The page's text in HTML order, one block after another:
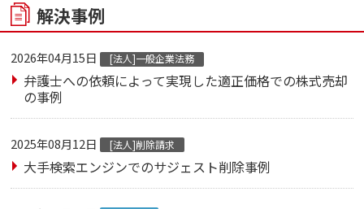
解決事例
2026年04月15日 [法人]一般企業法務
弁護士への依頼によって実現した適正価格での株式売却
の事例
2025年08月12日 [法人]削除請求
大手検索エンジンでのサジェスト削除事例